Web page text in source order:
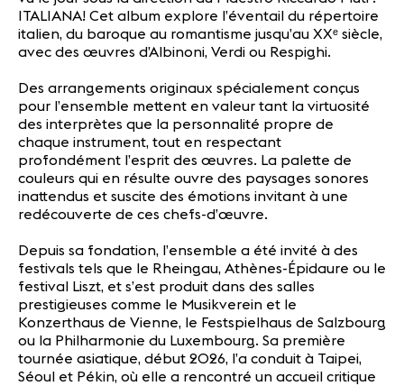
ITALIANA! Cet album explore l’éventail du répertoire
italien, du baroque au romantisme jusqu’au XXᵉ siècle,
avec des œuvres d’Albinoni, Verdi ou Respighi.
Des arrangements originaux spécialement conçus
pour l’ensemble mettent en valeur tant la virtuosité
des interprètes que la personnalité propre de
chaque instrument, tout en respectant
profondément l’esprit des œuvres. La palette de
couleurs qui en résulte ouvre des paysages sonores
inattendus et suscite des émotions invitant à une
redécouverte de ces chefs-d’œuvre.
Depuis sa fondation, l’ensemble a été invité à des
festivals tels que le Rheingau, Athènes-Épidaure ou le
festival Liszt, et s’est produit dans des salles
prestigieuses comme le Musikverein et le
Konzerthaus de Vienne, le Festspielhaus de Salzbourg
ou la Philharmonie du Luxembourg. Sa première
tournée asiatique, début 2026, l’a conduit à Taipei,
Séoul et Pékin, où elle a rencontré un accueil critique